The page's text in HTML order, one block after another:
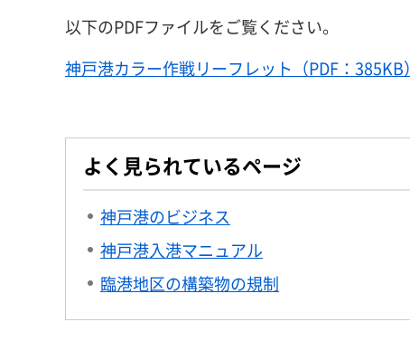
以下のPDFファイルをご覧ください。
神戸港カラー作戦リーフレット（PDF：385KB）
よく見られているページ
神戸港のビジネス
神戸港入港マニュアル
臨港地区の構築物の規制